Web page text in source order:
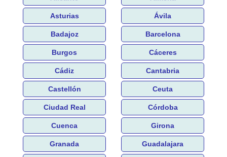
Asturias Ávila
Badajoz Barcelona
Burgos Cáceres
Cádiz Cantabria
Castellón Ceuta
Ciudad Real Córdoba
Cuenca Girona
Granada Guadalajara